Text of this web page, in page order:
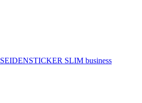
SEIDENSTICKER SLIM business